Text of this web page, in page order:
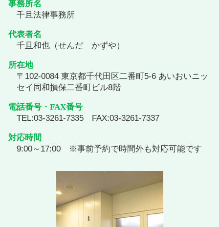
事務所名
千且法律事務所
代表者名
千且和也（せんだ かずや）
所在地
〒102-0084 東京都千代田区二番町5-6 あいおいニッ
セイ同和損保二番町ビル8階
電話番号・FAX番号
TEL:03-3261-7335 FAX:03-3261-7337
対応時間
9:00～17:00 ※事前予約で時間外も対応可能です